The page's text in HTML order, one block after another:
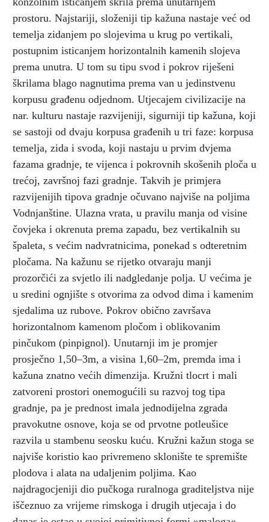
prostoru. Najstariji, složeniji tip kažuna nastaje već od
temelja zidanjem po slojevima u krug po vertikali,
postupnim isticanjem horizontalnih kamenih slojeva
prema unutra. U tom su tipu svod i pokrov riješeni
škrilama blago nagnutima prema van u jedinstvenu
korpusu građenu odjednom. Utjecajem civilizacije na
nar. kulturu nastaje razvijeniji, sigurniji tip kažuna, koji
se sastoji od dvaju korpusa građenih u tri faze: korpusa
temelja, zida i svoda, koji nastaju u prvim dvjema
fazama gradnje, te vijenca i pokrovnih skošenih ploča u
trećoj, završnoj fazi gradnje. Takvih je primjera
razvijenijih tipova gradnje očuvano najviše na poljima
Vodnjanštine. Ulazna vrata, u pravilu manja od visine
čovjeka i okrenuta prema zapadu, bez vertikalnih su
špaleta, s većim nadvratnicima, ponekad s odteretnim
pločama. Na kažunu se rijetko otvaraju manji
prozorčići za svjetlo ili nadgledanje polja. U većima je
u sredini ognjište s otvorima za odvod dima i kamenim
sjedalima uz rubove. Pokrov obično završava
horizontalnom kamenom pločom i oblikovanim
pinčukom (pinpignol). Unutarnji im je promjer
prosječno 1,50–3m, a visina 1,60–2m, premda ima i
kažuna znatno većih dimenzija. Kružni tlocrt i mali
zatvoreni prostori onemogućili su razvoj tog tipa
gradnje, pa je prednost imala jednodijelna zgrada
pravokutne osnove, koja se od prvotne potleušice
razvila u stambenu seosku kuću. Kružni kažun stoga se
najviše koristio kao privremeno sklonište te spremište
plodova i alata na udaljenim poljima. Kao
najdragocjeniji dio pučkoga ruralnoga graditeljstva nije
iščeznuo za vrijeme rimskoga i drugih utjecaja i do